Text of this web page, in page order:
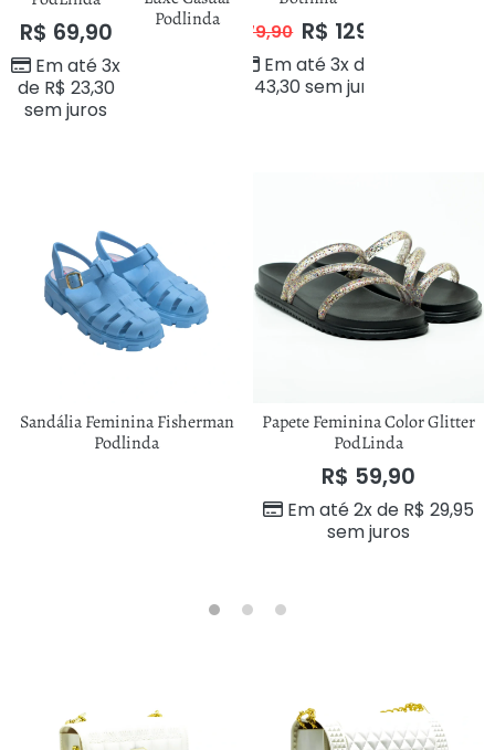
R$ 69,90
Em até 3x
de R$ 23,30
sem juros
Podlinda
R$ 179,90 R$ 129,90
Em até 3x de
43,30sem juros
Sandália Feminina Fisherman
Podlinda
Papete Feminina Color Glitter
PodLinda
R$ 59,90
Em até 2x de R$ 29,95
sem juros